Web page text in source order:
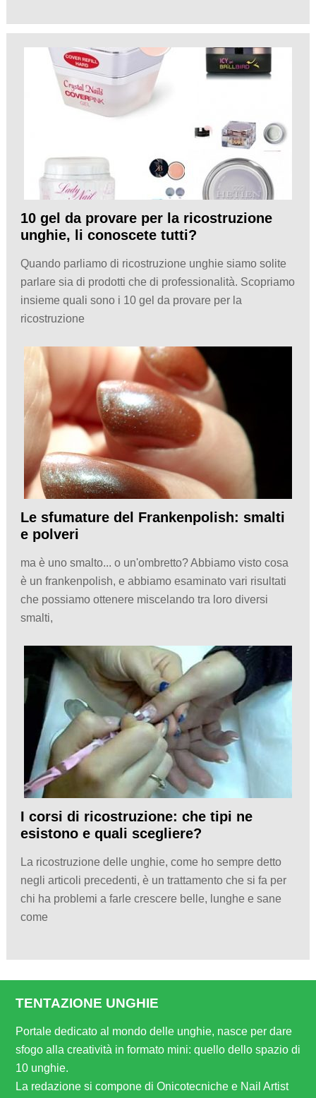
10 gel da provare per la ricostruzione
unghie, li conoscete tutti?
Quando parliamo di ricostruzione unghie siamo solite
parlare sia di prodotti che di professionalità. Scopriamo
insieme quali sono i 10 gel da provare per la
ricostruzione
Le sfumature del Frankenpolish: smalti
e polveri
ma è uno smalto... o un'ombretto? Abbiamo visto cosa
è un frankenpolish, e abbiamo esaminato vari risultati
che possiamo ottenere miscelando tra loro diversi
smalti,
I corsi di ricostruzione: che tipi ne
esistono e quali scegliere?
La ricostruzione delle unghie, come ho sempre detto
negli articoli precedenti, è un trattamento che si fa per
chi ha problemi a farle crescere belle, lunghe e sane
come
TENTAZIONE UNGHIE
Portale dedicato al mondo delle unghie, nasce per dare
sfogo alla creatività in formato mini: quello dello spazio di
10 unghie.
La redazione si compone di Onicotecniche e Nail Artist